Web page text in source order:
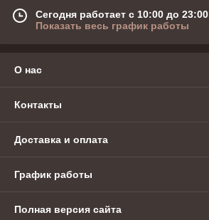
Сегодня работает с 10:00 до 23:00
Показать весь график работы
О нас
Контакты
Доставка и оплата
График работы
Полная версия сайта